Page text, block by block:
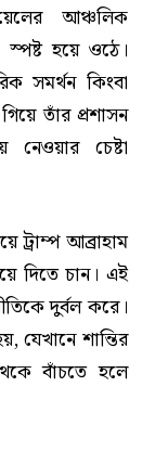
আঞ্চলিক
স্পষ্ট হয়ে ওঠে।
সমর্থন কিংবা
তাঁর প্রশাসন
চেষ্টা
ট্রাম্প আব্রাহাম
দিতে চান। এই
দুর্বল করে।
শান্তির
বাঁচতে হলে